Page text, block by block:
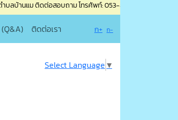
บถาม โทรศัพท์: 053-835965 โทรสาร: 053-835965 ต่อ 19
ติดต่อเรา ก+ ก-
Select Language ▼